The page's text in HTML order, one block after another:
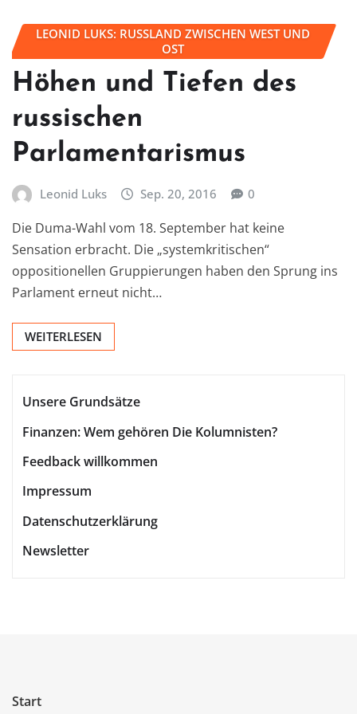
LEONID LUKS: RUSSLAND ZWISCHEN WEST UND
OST
Höhen und Tiefen des
russischen
Parlamentarismus
Leonid Luks Sep. 20, 2016 0
Die Duma-Wahl vom 18. September hat keine
Sensation erbracht. Die „systemkritischen“
oppositionellen Gruppierungen haben den Sprung ins
Parlament erneut nicht…
WEITERLESEN
Unsere Grundsätze
Finanzen: Wem gehören Die Kolumnisten?
Feedback willkommen
Impressum
Datenschutzerklärung
Newsletter
Start